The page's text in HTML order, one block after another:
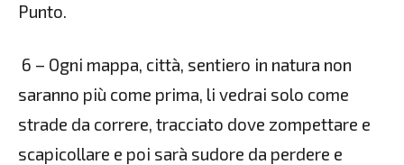
Punto.
6 – Ogni mappa, città, sentiero in natura non
saranno più come prima, li vedrai solo come
strade da correre, tracciato dove zompettare e
scapicollare e poi sarà sudore da perdere e